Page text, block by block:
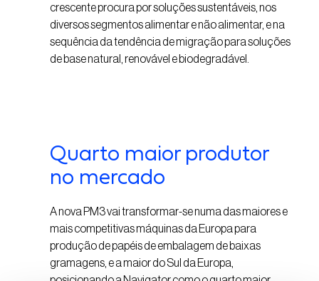
crescente procura por soluções sustentáveis, nos
diversos segmentos alimentar e não alimentar, e na
sequência da tendência de migração para soluções
de base natural, renovável e biodegradável.
Quarto maior produtor
no mercado
A nova PM3 vai transformar-se numa das maiores e
mais competitivas máquinas da Europa para
produção de papéis de embalagem de baixas
gramagens, e a maior do Sul da Europa,